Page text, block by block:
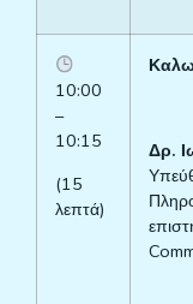
10:00
–
10:15
(15
λεπτά)
Δρ.